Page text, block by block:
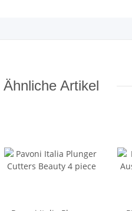
Ähnliche Artikel